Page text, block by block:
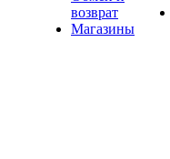
возврат
Магазины